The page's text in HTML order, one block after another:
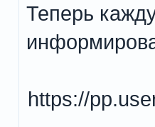
Теперь
https://